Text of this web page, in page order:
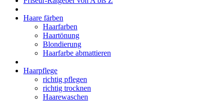
Haare färben
Haarfarben
Haartönung
Blondierung
Haarfarbe abmattieren
Haarpflege
richtig pflegen
richtig trocknen
Haarewaschen